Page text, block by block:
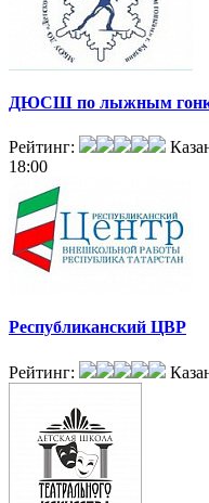
ДЮСШ по лыжным
Рейтинг:
18:00
Республиканский ЦВР
Рейтинг: